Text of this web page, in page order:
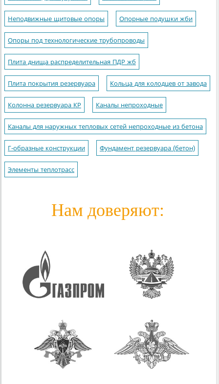
Неподвижные щитовые опоры Опорные подушки жби
Опоры под технологические трубопроводы
Плита днища распределительная ПДР жб
Плита покрытия резервуара Кольца для колодцев от завода
Колонна резервуара КР Каналы непроходные
Каналы для наружных тепловых сетей непроходные из бетона
Г-образные конструкции Фундамент резервуара (бетон)
Элементы теплотрасс
Нам доверяют: